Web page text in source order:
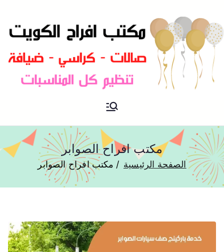
مكتب افراح و مناسبات و زواج و
مكتب افراح الصوابر
الصفحة الرئيسية مكتب افراح الصوابر